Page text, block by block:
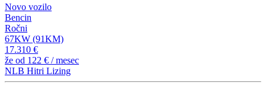
Novo vozilo
Bencin
Ročni
67KW (91KM)
17.310 €
že od 122 € / mesec
NLB Hitri Lizing